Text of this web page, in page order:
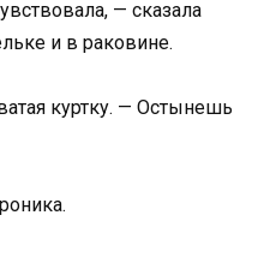
— сказала
и в раковине.
куртку. — Остынешь